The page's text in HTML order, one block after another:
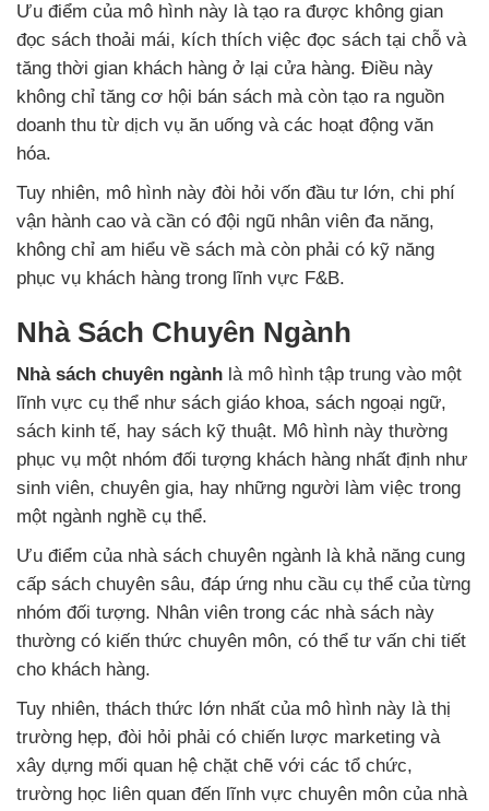
Ưu điểm của mô hình này là tạo ra được không gian
đọc sách thoải mái, kích thích việc đọc sách tại chỗ và
tăng thời gian khách hàng ở lại cửa hàng. Điều này
không chỉ tăng cơ hội bán sách mà còn tạo ra nguồn
doanh thu từ dịch vụ ăn uống và các hoạt động văn
hóa.
Tuy nhiên, mô hình này đòi hỏi vốn đầu tư lớn, chi phí
vận hành cao và cần có đội ngũ nhân viên đa năng,
không chỉ am hiểu về sách mà còn phải có kỹ năng
phục vụ khách hàng trong lĩnh vực F&B.
Nhà Sách Chuyên Ngành
Nhà sách chuyên ngành là mô hình tập trung vào một
lĩnh vực cụ thể như sách giáo khoa, sách ngoại ngữ,
sách kinh tế, hay sách kỹ thuật. Mô hình này thường
phục vụ một nhóm đối tượng khách hàng nhất định như
sinh viên, chuyên gia, hay những người làm việc trong
một ngành nghề cụ thể.
Ưu điểm của nhà sách chuyên ngành là khả năng cung
cấp sách chuyên sâu, đáp ứng nhu cầu cụ thể của từng
nhóm đối tượng. Nhân viên trong các nhà sách này
thường có kiến thức chuyên môn, có thể tư vấn chi tiết
cho khách hàng.
Tuy nhiên, thách thức lớn nhất của mô hình này là thị
trường hẹp, đòi hỏi phải có chiến lược marketing và
xây dựng mối quan hệ chặt chẽ với các tổ chức,
trường học liên quan đến lĩnh vực chuyên môn của nhà